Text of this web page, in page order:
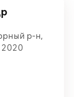
р-н,
2020